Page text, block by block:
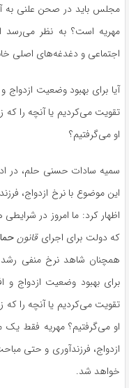
مجلس باید در صحن علنی به آن
مهریه است؟ به نظر می‌رسد
اجتماعی و دغدغه‌های اصلی
آیا برای بهبود وضعیت ازدواج
تقویت می‌کردیم یا آنچه را که
او می‌گرفتیم؟
سمیه سادات حسنی حلم، در
این موضوع با نرخ ازدواج،
اظهار کرد: ما امروز در
که دولت برای اجرای قانون
همچنان شاهد نرخ منفی
برای بهبود وضعیت ازدواج و
تقویت می‌کردیم یا آنچه را که
او می‌گرفتیم؟ مهریه فقط یک
ازدواج، فرزندآوری و حتی
خواهد شد.